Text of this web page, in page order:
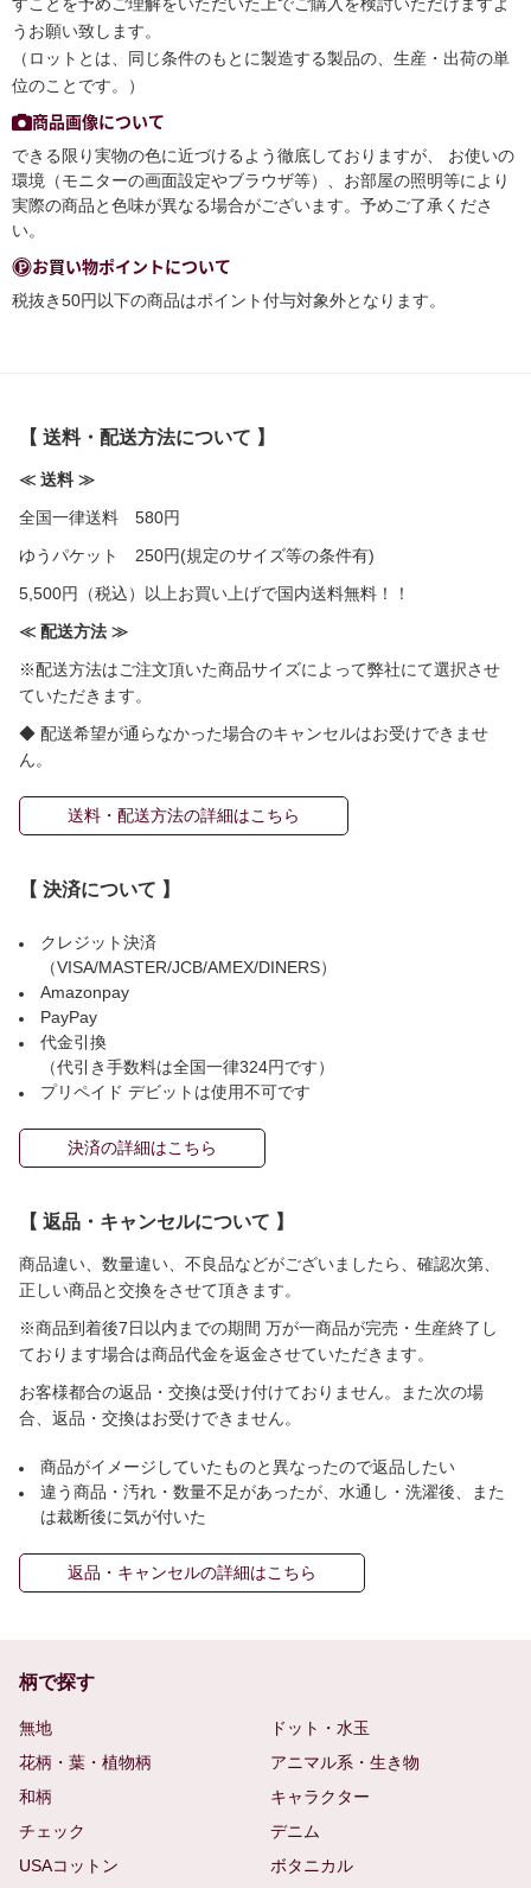
うお願い致します。
（ロットとは、同じ条件のもとに製造する製品の、生産・出荷の単
位のことです。）
商品画像について
できる限り実物の色に近づけるよう徹底しておりますが、 お使いの
環境（モニターの画面設定やブラウザ等）、お部屋の照明等により
実際の商品と色味が異なる場合がございます。予めご了承くださ
い。
お買い物ポイントについて
税抜き50円以下の商品はポイント付与対象外となります。
【 送料・配送方法について 】
≪ 送料 ≫
全国一律送料 580円
ゆうパケット 250円(規定のサイズ等の条件有)
5,500円（税込）以上お買い上げで国内送料無料！！
≪ 配送方法 ≫
※配送方法はご注文頂いた商品サイズによって弊社にて選択させ
ていただきます。
◆ 配送希望が通らなかった場合のキャンセルはお受けできませ
ん。
送料・配送方法の詳細はこちら
【 決済について 】
クレジット決済
（VISA/MASTER/JCB/AMEX/DINERS）
Amazonpay
PayPay
代金引換
（代引き手数料は全国一律324円です）
プリペイド デビットは使用不可です
決済の詳細はこちら
【 返品・キャンセルについて 】
商品違い、数量違い、不良品などがございましたら、確認次第、
正しい商品と交換をさせて頂きます。
※商品到着後7日以内までの期間 万が一商品が完売・生産終了し
ております場合は商品代金を返金させていただきます。
お客様都合の返品・交換は受け付けておりません。また次の場
合、返品・交換はお受けできません。
商品がイメージしていたものと異なったので返品したい
違う商品・汚れ・数量不足があったが、水通し・洗濯後、また
は裁断後に気が付いた
返品・キャンセルの詳細はこちら
柄で探す
無地
ドット・水玉
花柄・葉・植物柄
アニマル系・生き物
和柄
キャラクター
チェック
デニム
USAコットン
ボタニカル